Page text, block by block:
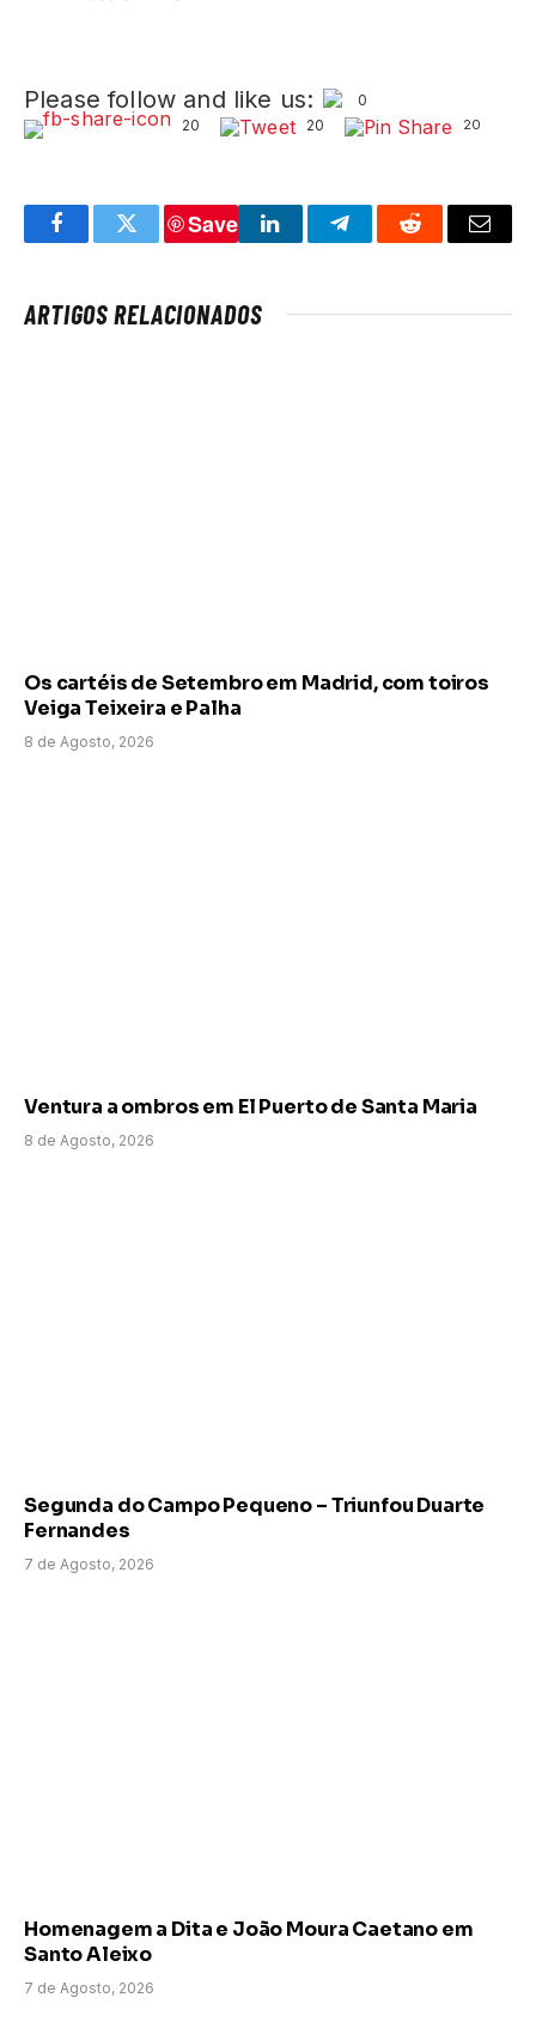
Please follow and like us:
0
20
20 20
FacebookTwitter
Save
LinkedInTelegramReddit Email
ARTIGOS RELACIONADOS
Os cartéis de Setembro em Madrid, com toiros
Veiga Teixeira e Palha
8 de Agosto, 2026
Ventura a ombros em El Puerto de Santa Maria
8 de Agosto, 2026
Segunda do Campo Pequeno – Triunfou Duarte
Fernandes
7 de Agosto, 2026
Homenagem a Dita e João Moura Caetano em
Santo Aleixo
7 de Agosto, 2026